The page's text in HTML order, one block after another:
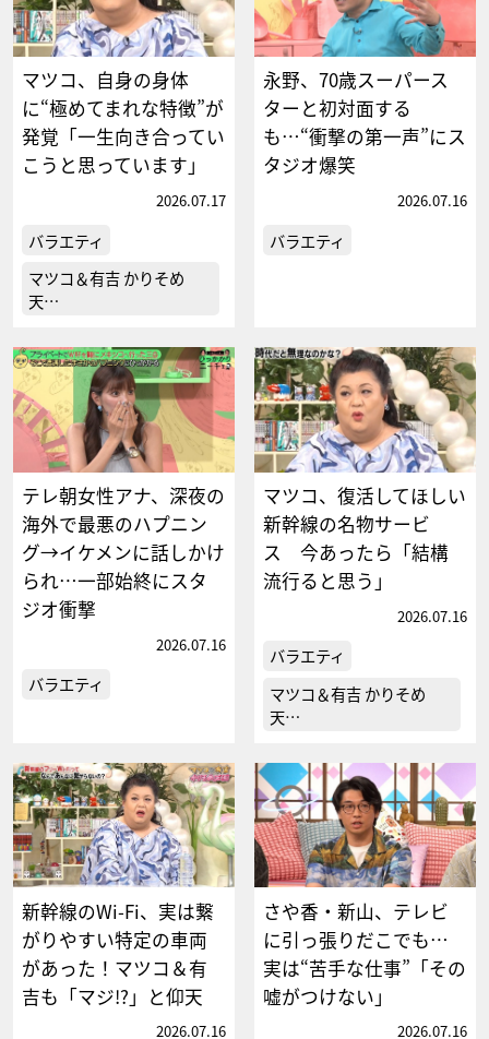
マツコ、自身の身体
に“極めてまれな特徴”が
発覚「一生向き合ってい
こうと思っています」
2026.07.17
バラエティ
マツコ＆有吉 かりそめ
天…
永野、70歳スーパース
ターと初対面する
も…“衝撃の第一声”にス
タジオ爆笑
2026.07.16
バラエティ
テレ朝女性アナ、深夜の
海外で最悪のハプニン
グ→イケメンに話しかけ
られ…一部始終にスタ
ジオ衝撃
2026.07.16
バラエティ
マツコ、復活してほしい
新幹線の名物サービ
ス 今あったら「結構
流行ると思う」
2026.07.16
バラエティ
マツコ＆有吉 かりそめ
天…
新幹線のWi-Fi、実は繋
がりやすい特定の車両
があった！マツコ＆有
吉も「マジ!?」と仰天
2026.07.16
さや香・新山、テレビ
に引っ張りだこでも…
実は“苦手な仕事”「その
嘘がつけない」
2026.07.16